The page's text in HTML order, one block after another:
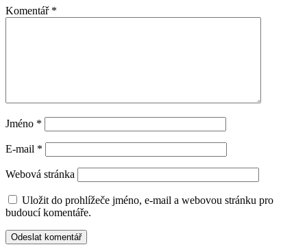
Komentář *
Jméno *
E-mail *
Webová stránka
Uložit do prohlížeče jméno, e-mail a webovou stránku pro
budoucí komentáře.